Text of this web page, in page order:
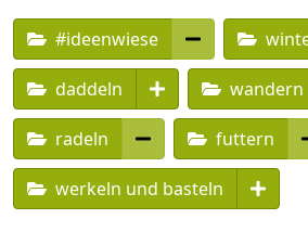
#ideenwiese
daddeln wandern
radeln futtern
werkeln und basteln